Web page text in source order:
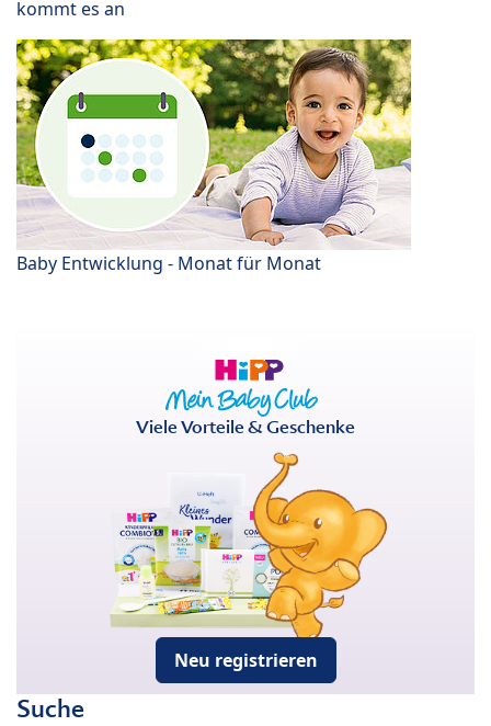
kommt es an
Baby Entwicklung - Monat für Monat
Viele Vorteile & Geschenke
Neu registrieren
Suche